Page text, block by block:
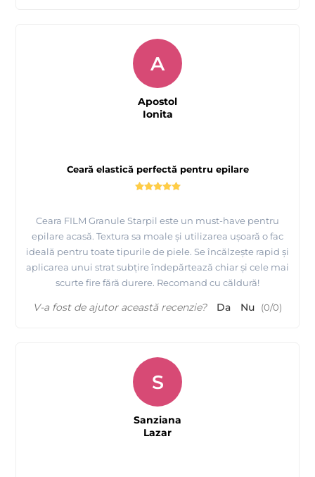
Ceară elastică perfectă pentru epilare
Ceara FILM Granule Starpil este un must-have pentru
epilare acasă. Textura sa moale și utilizarea ușoară o fac
ideală pentru toate tipurile de piele. Se încălzește rapid și
aplicarea unui strat subțire îndepărtează chiar și cele mai
scurte fire fără durere. Recomand cu căldură!
A
Apostol
Ionita
V-a fost de ajutor această recenzie? Da Nu (0/0)
S
Sanziana
Lazar